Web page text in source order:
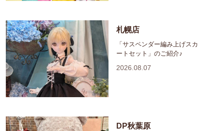
札幌店
「サスペンダー編み上げスカ
ートセット」のご紹介♪
2026.08.07
DP秋葉原